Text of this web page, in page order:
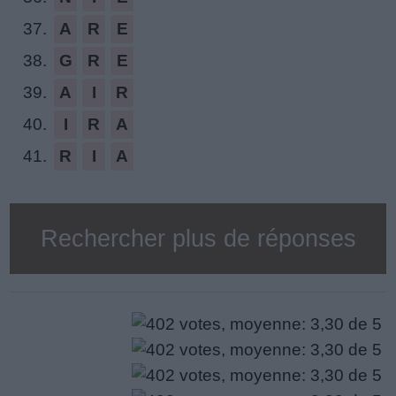
37.
A R
E
38.
G R
E
39.
A I
R
40.
I R
A
41.
R I A
Rechercher plus de réponses